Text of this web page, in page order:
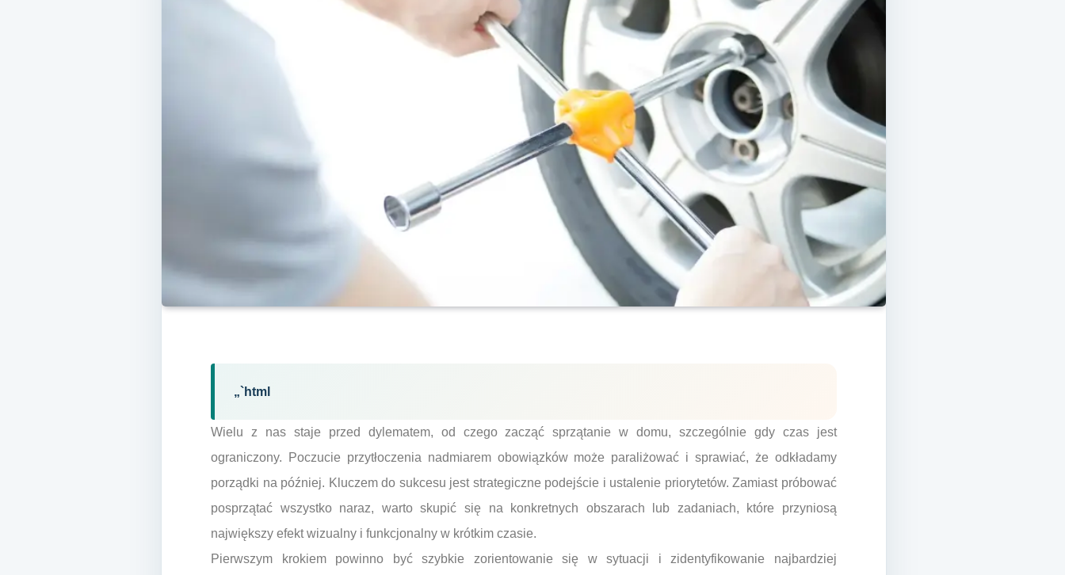
„`html
Wielu z nas staje przed dylematem, od czego zacząć sprzątanie w domu, szczególnie gdy czas jest
ograniczony. Poczucie przytłoczenia nadmiarem obowiązków może paraliżować i sprawiać, że odkładamy
porządki na później. Kluczem do sukcesu jest strategiczne podejście i ustalenie priorytetów. Zamiast próbować
posprzątać wszystko naraz, warto skupić się na konkretnych obszarach lub zadaniach, które przyniosą
największy efekt wizualny i funkcjonalny w krótkim czasie.
Pierwszym krokiem powinno być szybkie zorientowanie się w sytuacji i zidentyfikowanie najbardziej